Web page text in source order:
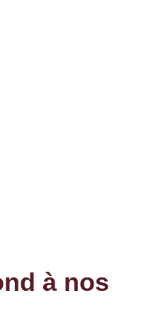
à nos